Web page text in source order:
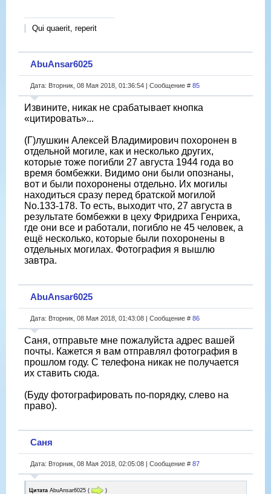
Qui quaerit, reperit
AbuAnsar6025
Дата: Вторник, 08 Мая 2018, 01:36:54 | Сообщение # 85
Извините, никак не срабатывает кнопка
«цитировать»...
(Г)лушкин Алексей Владимирович похоронен в
отдельной могиле, как и несколько других,
которые тоже погибли 27 августа 1944 года во
время бомбежки. Видимо они были опознаны,
вот и были похоронены отдельно. Их могилы
находиться сразу перед братской могилой
No.133-178. То есть, выходит что, 27 августа в
результате бомбежки в цеху Фридриха Генриха,
где они все и работали, погибло не 45 человек, а
ещё несколько, которые были похоронены в
отдельных могилах. Фотография я вышлю
завтра.
AbuAnsar6025
Дата: Вторник, 08 Мая 2018, 01:43:08 | Сообщение # 86
Саня, отправьте мне пожалуйста адрес вашей
почты. Кажется я вам отправлял фотография в
прошлом году. С телефона никак не получается
их ставить сюда.
(Буду фотографировать по-порядку, слево на
право).
Саня
Дата: Вторник, 08 Мая 2018, 02:05:08 | Сообщение # 87
Цитата AbuAnsar6025 ( )